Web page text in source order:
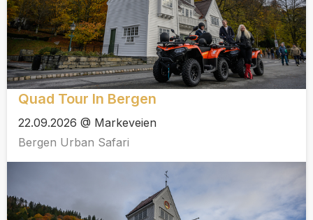
Quad Tour In Bergen
22.09.2026 @ Markeveien
Bergen Urban Safari